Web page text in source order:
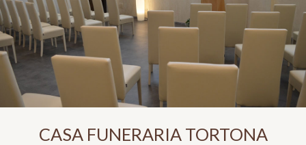
CASA FUNERARIA TORTONA